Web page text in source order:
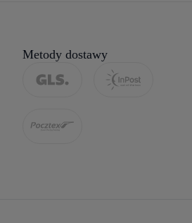
Metody dostawy